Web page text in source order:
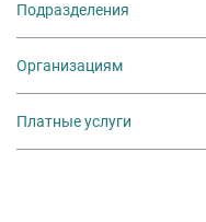
Подразделения
Организациям
Платные услуги